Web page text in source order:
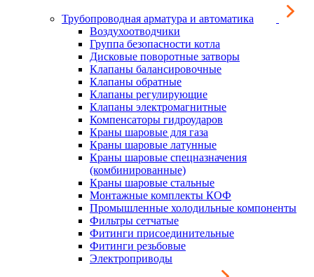
Трубопроводная арматура и автоматика
Воздухоотводчики
Группа безопасности котла
Дисковые поворотные затворы
Клапаны балансировочные
Клапаны обратные
Клапаны регулирующие
Клапаны электромагнитные
Компенсаторы гидроударов
Краны шаровые для газа
Краны шаровые латунные
Краны шаровые спецназначения
(комбинированные)
Краны шаровые стальные
Монтажные комплекты КОФ
Промышленные холодильные компоненты
Фильтры сетчатые
Фитинги присоединительные
Фитинги резьбовые
Электроприводы